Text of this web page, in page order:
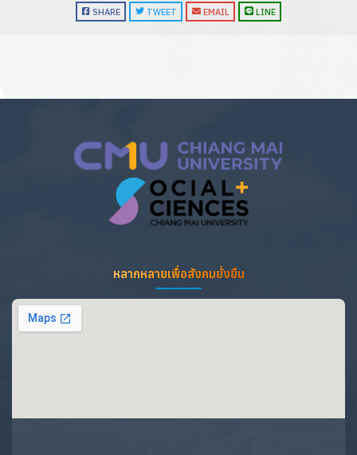
SHARE TWEET EMAIL LINE
หลากหลายเพื่อสังคมยั่งยืน